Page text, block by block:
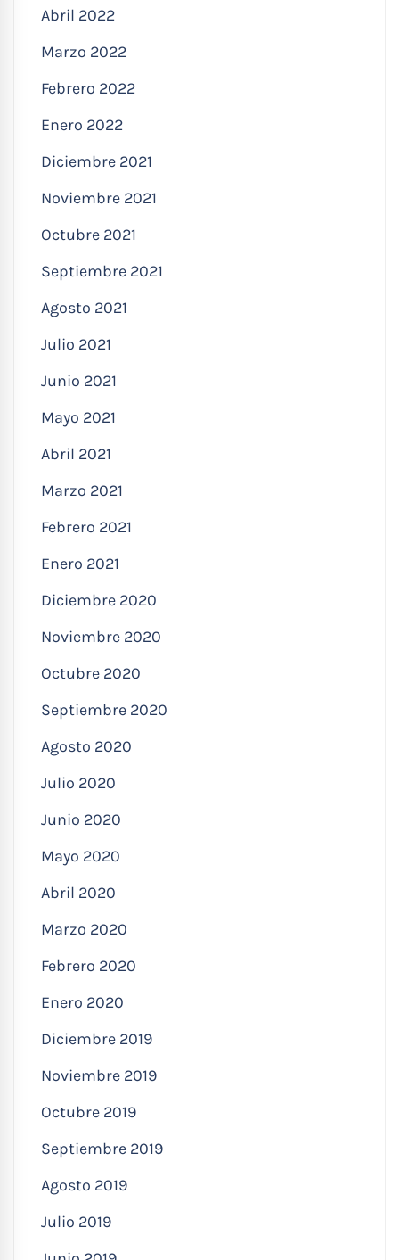
Abril 2022
Marzo 2022
Febrero 2022
Enero 2022
Diciembre 2021
Noviembre 2021
Octubre 2021
Septiembre 2021
Agosto 2021
Julio 2021
Junio 2021
Mayo 2021
Abril 2021
Marzo 2021
Febrero 2021
Enero 2021
Diciembre 2020
Noviembre 2020
Octubre 2020
Septiembre 2020
Agosto 2020
Julio 2020
Junio 2020
Mayo 2020
Abril 2020
Marzo 2020
Febrero 2020
Enero 2020
Diciembre 2019
Noviembre 2019
Octubre 2019
Septiembre 2019
Agosto 2019
Julio 2019